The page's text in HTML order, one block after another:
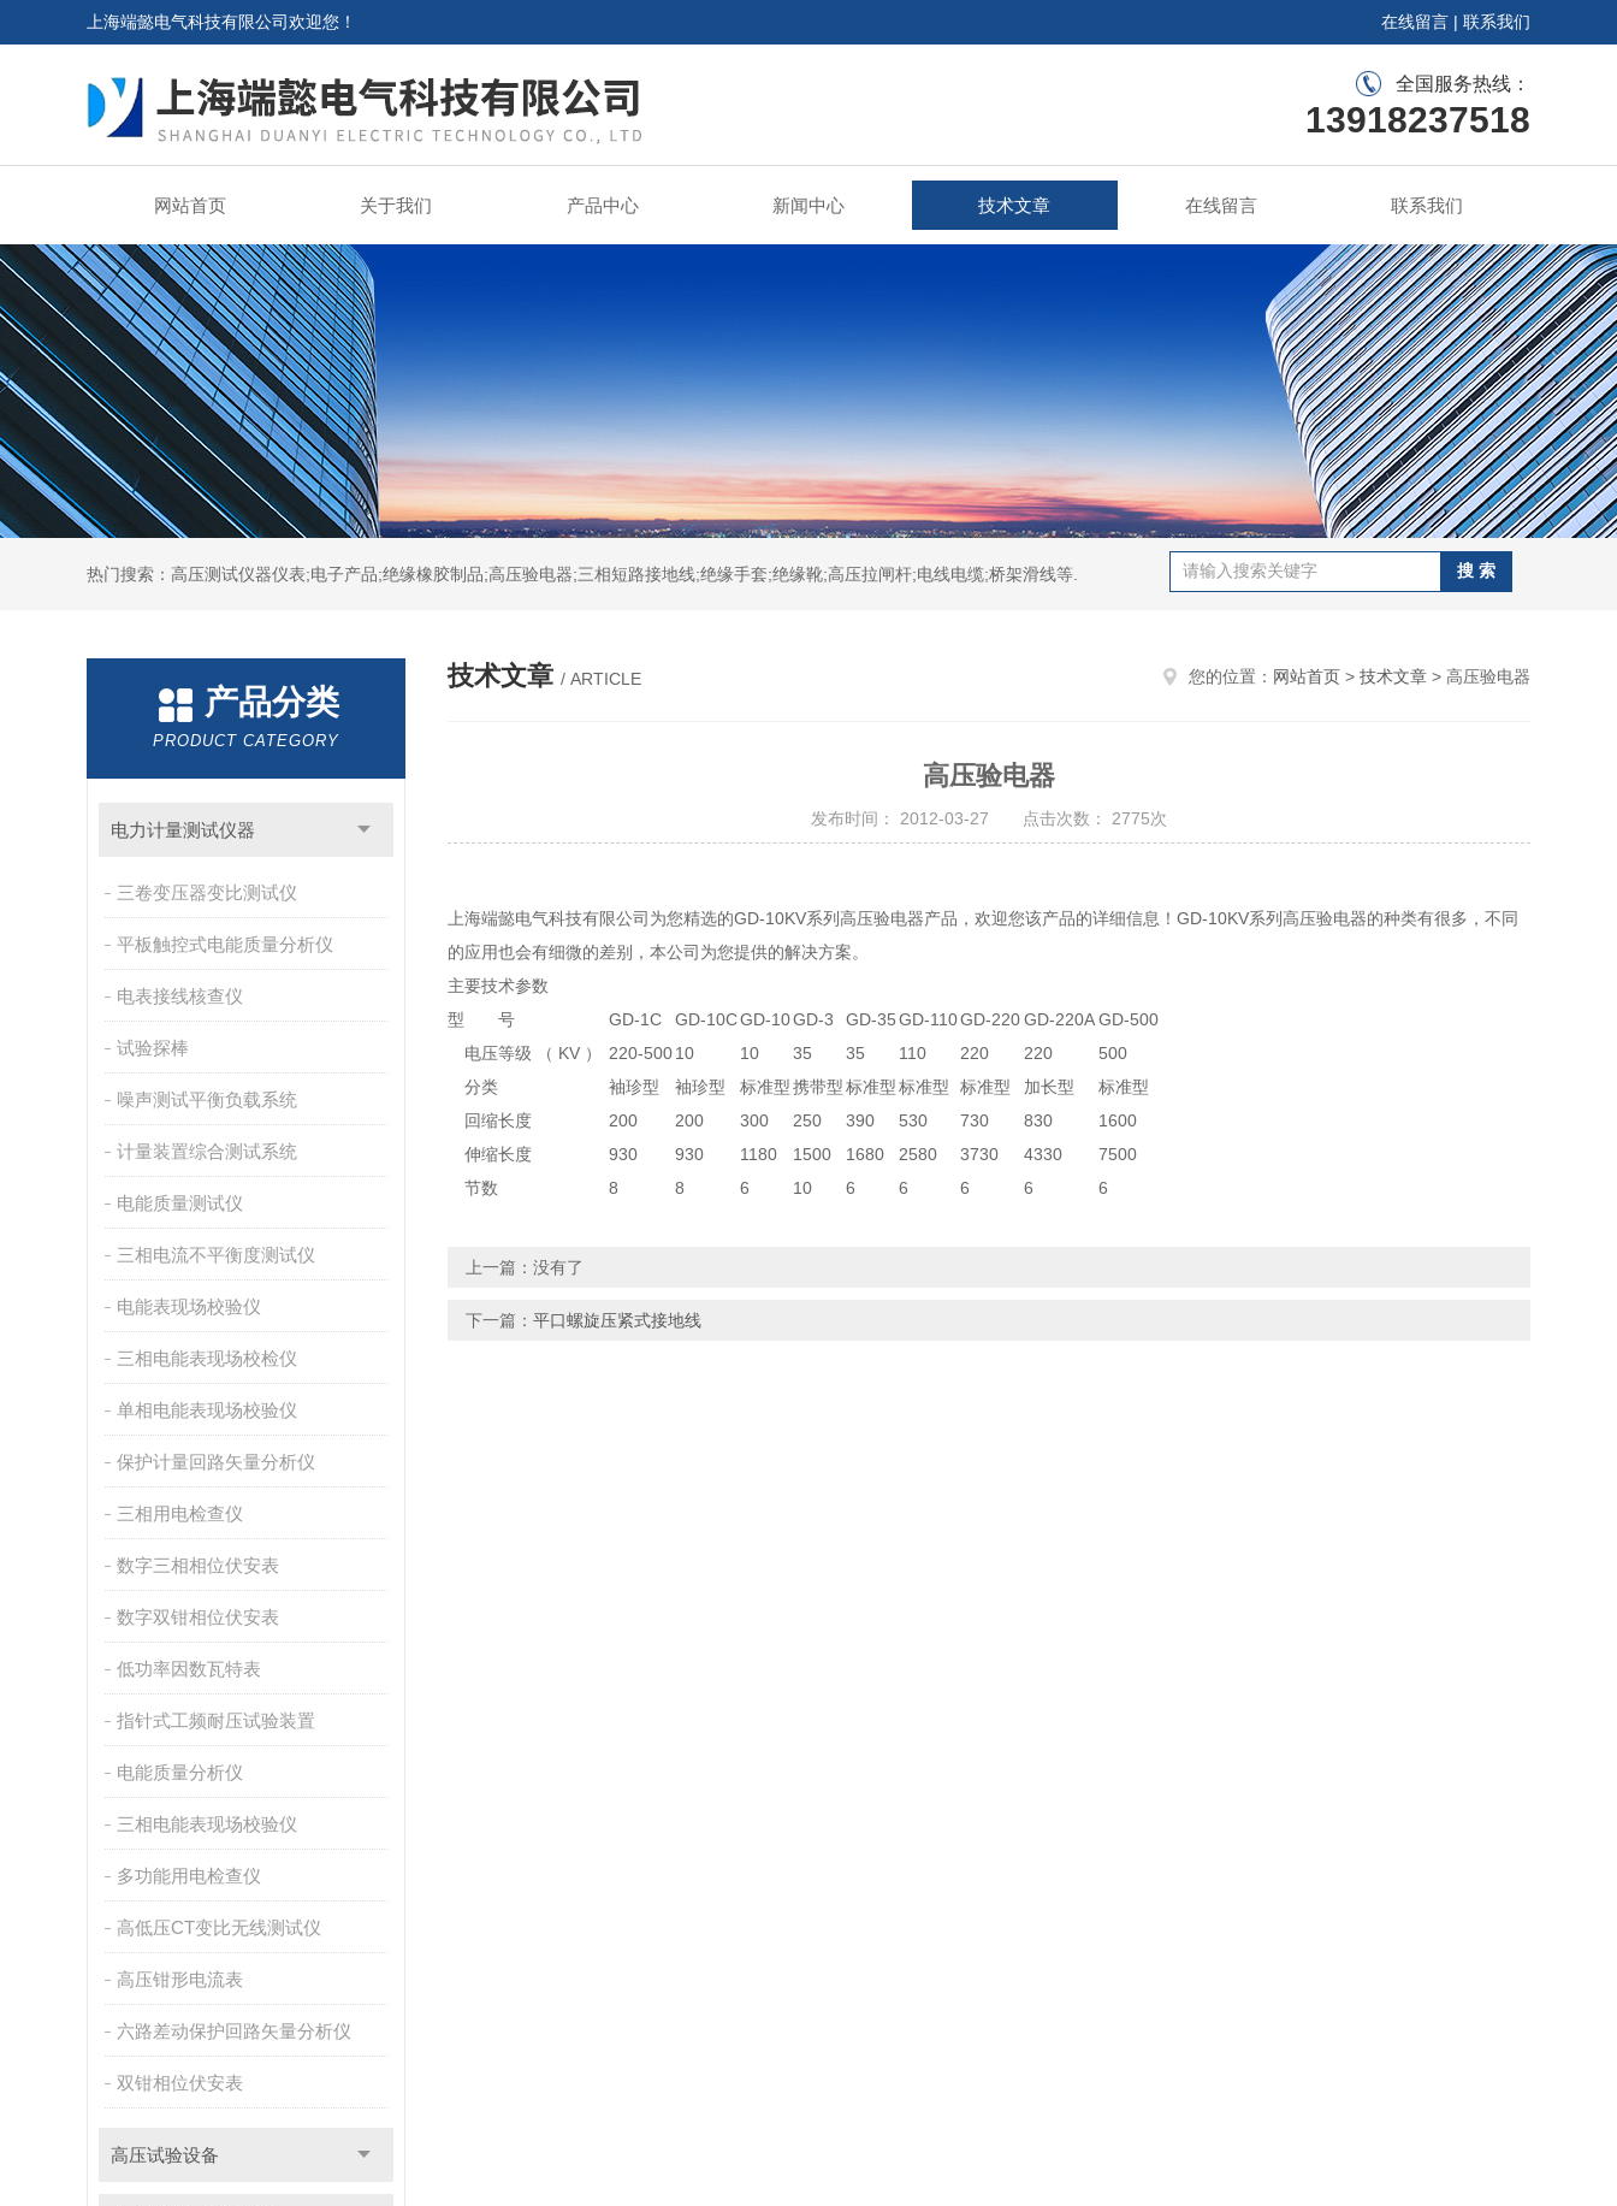
上海端懿电气科技有限公司欢迎您！ 在线留言 | 联系我们
全国服务热线：
13918237518
网站首页 关于我们 产品中心 新闻中心 技术文章 在线留言 联系我们
热门搜索：高压测试仪器仪表;电子产品;绝缘橡胶制品;高压验电器;三相短路接地线;绝缘手套;绝缘靴;高压拉闸杆;电线电缆;桥架滑线等.
产品分类
PRODUCT CATEGORY
电力计量测试仪器
三卷变压器变比测试仪
平板触控式电能质量分析仪
电表接线核查仪
试验探棒
噪声测试平衡负载系统
计量装置综合测试系统
电能质量测试仪
三相电流不平衡度测试仪
电能表现场校验仪
三相电能表现场校检仪
单相电能表现场校验仪
保护计量回路矢量分析仪
三相用电检查仪
数字三相相位伏安表
数字双钳相位伏安表
低功率因数瓦特表
指针式工频耐压试验装置
电能质量分析仪
三相电能表现场校验仪
多功能用电检查仪
高低压CT变比无线测试仪
高压钳形电流表
六路差动保护回路矢量分析仪
双钳相位伏安表
高压试验设备
技术文章 / ARTICLE 您的位置： 网站首页 > 技术文章 > 高压验电器
高压验电器
发布时间： 2012-03-27 点击次数： 2775次
上海端懿电气科技有限公司为您精选的GD-10KV系列高压验电器产品，欢迎您该产品的详细信息！GD-10KV系列高压验电器的种类有很多，不同
的应用也会有细微的差别，本公司为您提供的解决方案。
主要技术参数
型 号
GD-1C GD-10CGD-10GD-3 GD-35GD-110GD-220GD-220AGD-500
电压等级 （ KV ）
220-50010 10 35 35 110 220 220
500
分类
袖珍型 袖珍型 标准型携带型标准型标准型 标准型 加长型
标准型
回缩长度
200 200 300 250 390 530 730 830
1600
伸缩长度
930 930 1180 1500 1680 2580 3730 4330
7500
节数
8 8 6 10 6 6 6 6 6
上一篇：没有了
下一篇： 平口螺旋压紧式接地线